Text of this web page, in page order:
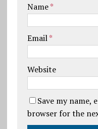
Name*
Email*
Website
Save my name,
browser for the